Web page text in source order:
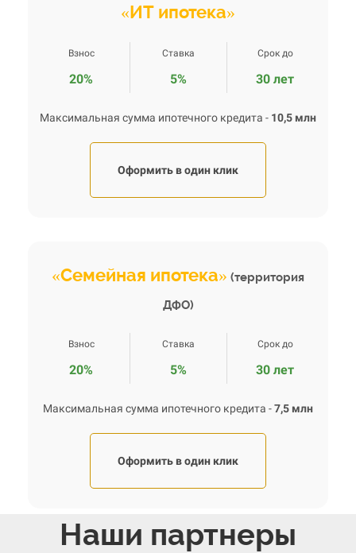
«ИТ ипотека»
Взнос
20%
Ставка
5%
Срок до
30 лет
Максимальная сумма ипотечного кредита - 10,5 млн
Оформить в один клик
«Семейная ипотека» (территория
ДФО)
Взнос
20%
Ставка
5%
Срок до
30 лет
Максимальная сумма ипотечного кредита -7,5 млн
Оформить в один клик
Наши партнеры